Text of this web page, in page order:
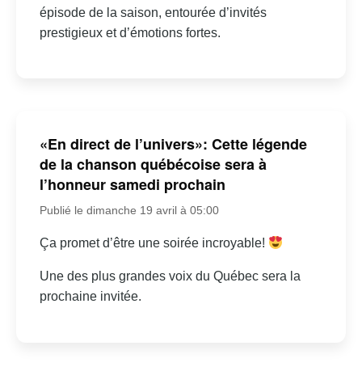
épisode de la saison, entourée d’invités
prestigieux et d’émotions fortes.
«En direct de l’univers»: Cette légende
de la chanson québécoise sera à
l’honneur samedi prochain
Publié le dimanche 19 avril à 05:00
Ça promet d’être une soirée incroyable!
Une des plus grandes voix du Québec sera la
prochaine invitée.